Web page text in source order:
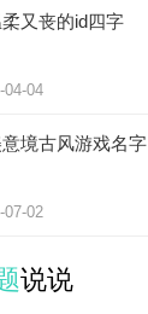
柔又丧的id四字
04-04
境古风游戏名字
07-02
说说